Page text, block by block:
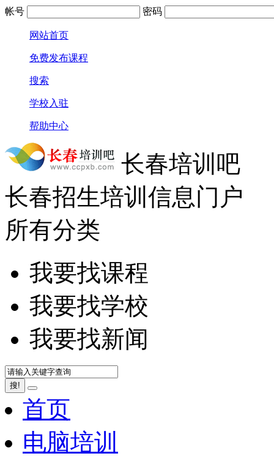
帐号 密码
网站首页
免费发布课程
搜索
学校入驻
帮助中心
长春培训吧
长春招生培训信息门户
所有分类
我要找课程
我要找学校
我要找新闻
搜!
首页
电脑培训